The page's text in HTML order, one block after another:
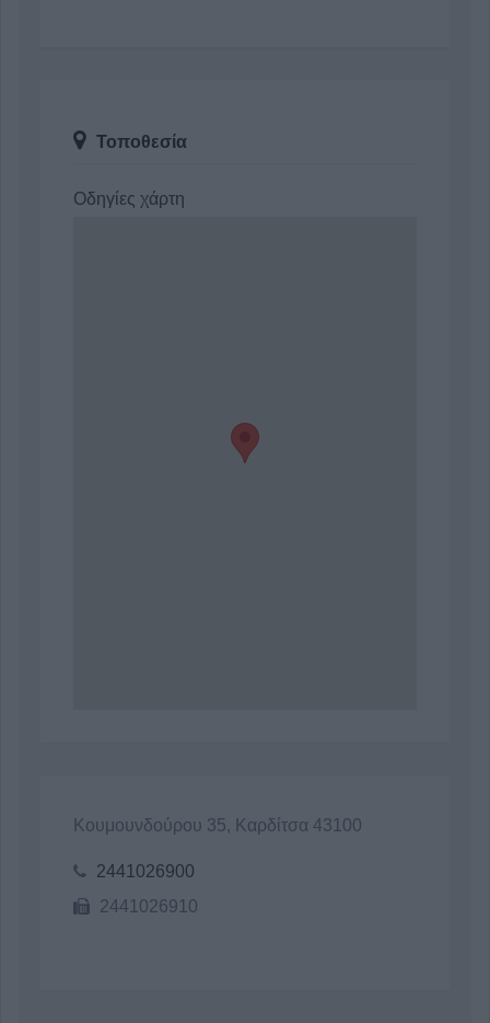
Τοποθεσία
Οδηγίες χάρτη
Κουμουνδούρου 35, Καρδίτσα 43100
2441026900
2441026910